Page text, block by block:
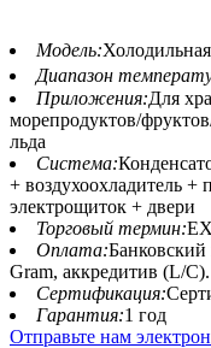
Модель:
Диапазон
Приложения:Для
морепродуктов/
льда
Система:
+ воздухоохладитель +
электрощиток + двери
Торговый термин:
Оплата:
Gram, аккредитив (L/C).
Сертификация:
Гарантия:1 год
Отправьте нам